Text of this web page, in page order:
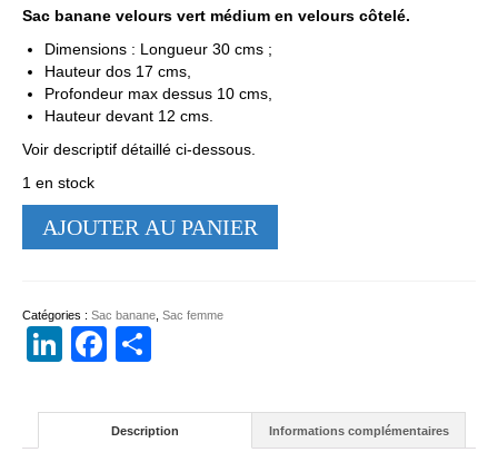
Sac banane velours vert médium en velours côtelé.
Dimensions : Longueur 30 cms ;
Hauteur dos 17 cms,
Profondeur max dessus 10 cms,
Hauteur devant 12 cms.
Voir descriptif détaillé ci-dessous.
1 en stock
vert
médium
AJOUTER AU PANIER
Catégories : Sac banane Sac femme
LinkedIn
Facebook
Description Informations complémentaires